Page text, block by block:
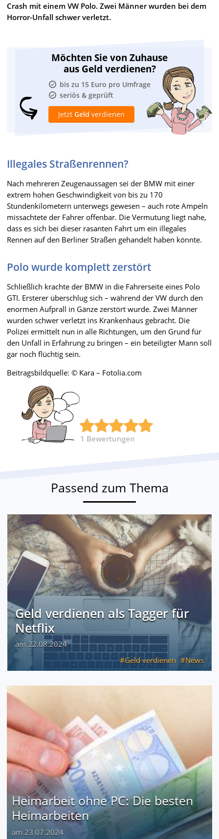
Crash mit einem VW Polo. Zwei Männer wurden bei dem
Horror-Unfall schwer verletzt.
Möchten Sie von Zuhause
aus Geld verdienen?
bis zu 15 Euro pro Umfrage
seriös & geprüft
Jetzt Geld verdienen
Illegales Straßenrennen?
Nach mehreren Zeugenaussagen sei der BMW mit einer
extrem hohen Geschwindigkeit von bis zu 170
Stundenkilometern unterwegs gewesen – auch rote Ampeln
missachtete der Fahrer offenbar. Die Vermutung liegt nahe,
dass es sich bei dieser rasanten Fahrt um ein illegales
Rennen auf den Berliner Straßen gehandelt haben könnte.
Polo wurde komplett zerstört
Schließlich krachte der BMW in die Fahrerseite eines Polo
GTI. Ersterer überschlug sich – während der VW durch den
enormen Aufprall in Gänze zerstört wurde. Zwei Männer
wurden schwer verletzt ins Krankenhaus gebracht. Die
Polizei ermittelt nun in alle Richtungen, um den Grund für
den Unfall in Erfahrung zu bringen – ein beteiligter Mann soll
gar noch flüchtig sein.
Beitragsbildquelle: © Kara – Fotolia.com
1 Bewertungen
Passend zum Thema
Geld verdienen als Tagger für
Netflix
am 22.08.2024
Geld verdienen
News
Heimarbeit ohne PC: Die besten
Heimarbeiten
am 23.07.2024